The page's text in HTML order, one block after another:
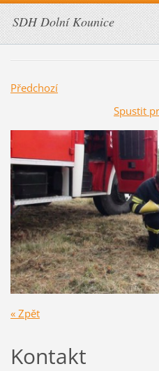
SDH Dolní Kounice
Předchozí
Spustit
« Zpět
Kontakt